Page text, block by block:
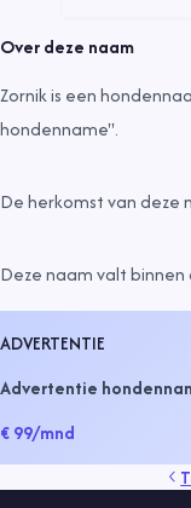
Over deze naam
Zornik is een
hondenname".
De herkomst van deze
Deze naam valt
ADVERTENTIE
Advertentie
€ 99/mnd